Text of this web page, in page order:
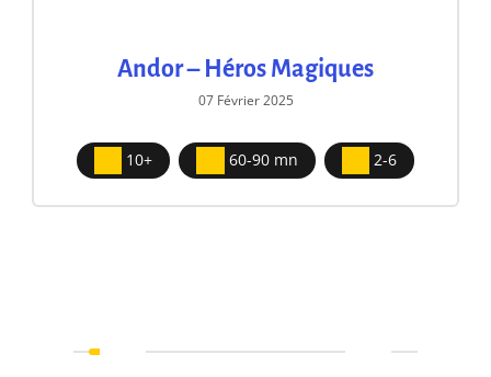
Andor – Héros Magiques
07 Février 2025
10+ 60-90 mn 2-6